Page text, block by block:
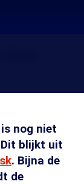
nog niet
Dit blijkt uit
. Bijna de
de